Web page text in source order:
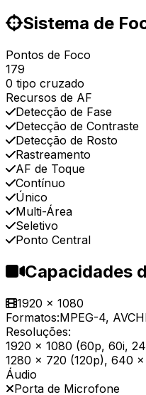
Sistema de
Pontos de Foco
179
0 tipo cruzado
Recursos de AF
Detecção de Fase
Detecção de Contraste
Detecção de Rosto
Rastreamento
AF de Toque
Contínuo
Único
Multi-Área
Seletivo
Ponto Central
Capacidades
1920 x 1080
Formatos:MPEG-4,
Resoluções:
1920 x 1080 (60p, 60i,
1280 x 720 (120p), 640
Áudio
Porta de Microfone